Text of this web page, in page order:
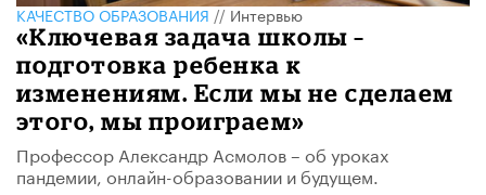
КАЧЕСТВО ОБРАЗОВАНИЯ//Интервью
«Ключевая задача школы –
подготовка ребенка к
изменениям. Если мы не сделаем
этого, мы проиграем»
Профессор Александр Асмолов – об уроках
пандемии, онлайн-образовании и будущем.